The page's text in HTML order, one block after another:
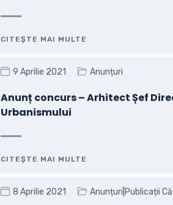
CITEȘTE MAI MULTE
9 Aprilie 2021 Anunțuri
Anunț concurs – Arhitect Șef
Urbanismului
CITEȘTE MAI MULTE
8 Aprilie 2021 Anunțuri Publicații